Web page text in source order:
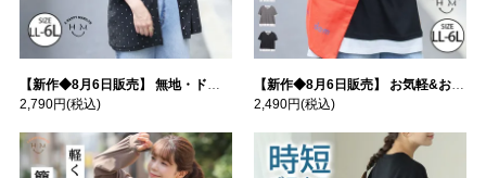
【新作◆8月6日販売】 無地・ドット柄から選べる 忍ばせ 活躍 シアー カーデ | 大きいサイズの通販ならハッピーマリリン
2,790円(税込)
【新作◆8月6日販売】 お気軽&お手軽 選べるデザイン 接触冷感 レイヤード風 コットン トップス | 大きいサイズの通販ならハッピーマリリン
2,490円(税込)